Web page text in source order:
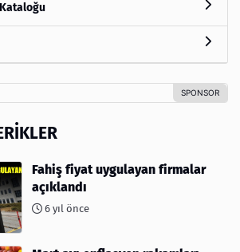
Fahiş fiyat uygulayan firmalar
açıklandı
6 yıl önce